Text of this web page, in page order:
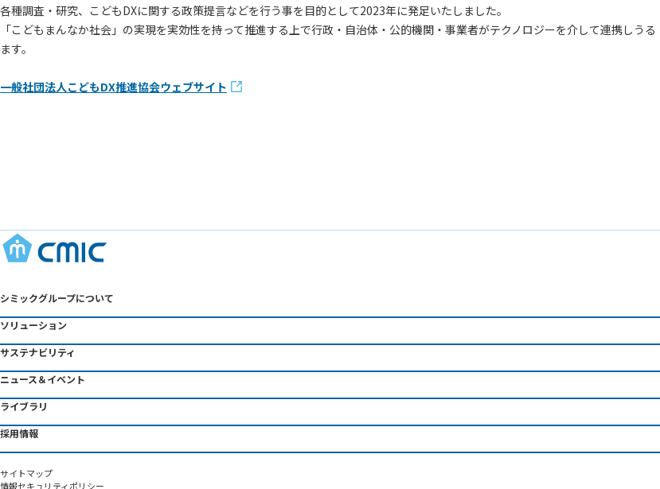
各種調査・研究、こどもDXに関する政策提言などを行う事を目的として2023年に発足いたしました。
「こどもまんなか社会」の実現を実効性を持って推進する上で行政・自治体・公的機関・事業者がテクノロジーを介して連携しう
ます。
一般社団法人こどもDX推進協会ウェブサイト
シミックグループについて
ソリューション
サステナビリティ
ニュース＆イベント
ライブラリ
採用情報
サイトマップ
情報セキュリティポリシー